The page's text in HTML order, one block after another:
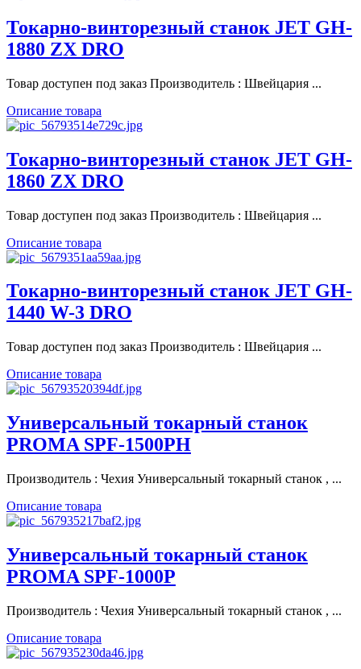
Токарно-винторезный станок JET GH-
1880 ZX DRO
Товар доступен под заказ Производитель : Швейцария ...
Описание товара
Токарно-винторезный станок JET GH-
1860 ZX DRO
Товар доступен под заказ Производитель : Швейцария ...
Описание товара
Токарно-винторезный станок JET GH-
1440 W-3 DRO
Товар доступен под заказ Производитель : Швейцария ...
Описание товара
Универсальный токарный станок
PROMA SPF-1500PH
Производитель : Чехия Универсальный токарный станок , ...
Описание товара
Универсальный токарный станок
PROMA SPF-1000P
Производитель : Чехия Универсальный токарный станок , ...
Описание товара